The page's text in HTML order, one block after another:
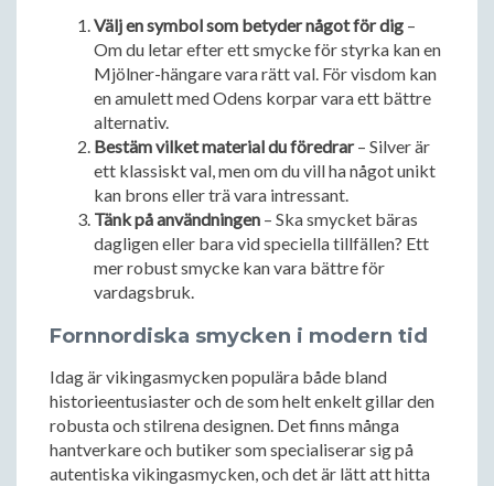
Välj en symbol som betyder något för dig –
Om du letar efter ett smycke för styrka kan en
Mjölner-hängare vara rätt val. För visdom kan
en amulett med Odens korpar vara ett bättre
alternativ.
Bestäm vilket material du föredrar– Silver är
ett klassiskt val, men om du vill ha något unikt
kan brons eller trä vara intressant.
Tänk på användningen – Ska smycket bäras
dagligen eller bara vid speciella tillfällen? Ett
mer robust smycke kan vara bättre för
vardagsbruk.
Fornnordiska smycken i modern tid
Idag är vikingasmycken populära både bland
historieentusiaster och de som helt enkelt gillar den
robusta och stilrena designen. Det finns många
hantverkare och butiker som specialiserar sig på
autentiska vikingasmycken, och det är lätt att hitta